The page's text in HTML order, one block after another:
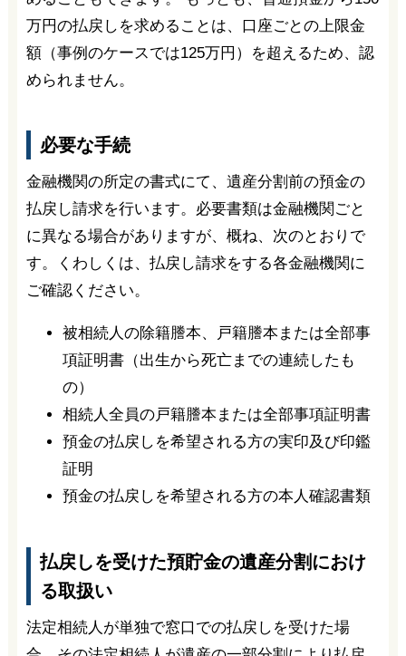
万円の払戻しを求めることは、口座ごとの上限金
額（事例のケースでは125万円）を超えるため、認
められません。
必要な手続
金融機関の所定の書式にて、遺産分割前の預金の
払戻し請求を行います。必要書類は金融機関ごと
に異なる場合がありますが、概ね、次のとおりで
す。くわしくは、払戻し請求をする各金融機関に
ご確認ください。
被相続人の除籍謄本、戸籍謄本または全部事
項証明書（出生から死亡までの連続したも
の）
相続人全員の戸籍謄本または全部事項証明書
預金の払戻しを希望される方の実印及び印鑑
証明
預金の払戻しを希望される方の本人確認書類
払戻しを受けた預貯金の遺産分割におけ
る取扱い
法定相続人が単独で窓口での払戻しを受けた場